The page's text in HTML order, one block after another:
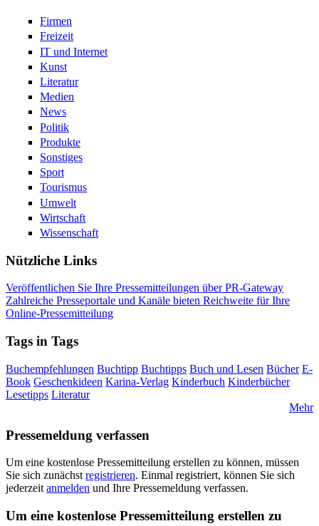
Firmen
Freizeit
IT und Internet
Kunst
Literatur
Medien
News
Politik
Produkte
Sonstiges
Sport
Tourismus
Umwelt
Wirtschaft
Wissenschaft
Nützliche Links
Veröffentlichen Sie Ihre Pressemitteilungen über PR-Gateway
Zahlreiche Presseportale und Kanäle bieten Reichweite für Ihre
Online-Pressemitteilung
Tags in Tags
Buchempfehlungen Buchtipp Buchtipps Buch und Lesen Bücher E-
Book Geschenkideen Karina-Verlag Kinderbuch Kinderbücher
Lesetipps Literatur
Mehr
Pressemeldung verfassen
Um eine kostenlose Pressemitteilung erstellen zu können, müssen
Sie sich zunächst registrieren. Einmal registriert, können Sie sich
jederzeit anmelden und Ihre Pressemeldung verfassen.
Um eine kostenlose Pressemitteilung erstellen zu